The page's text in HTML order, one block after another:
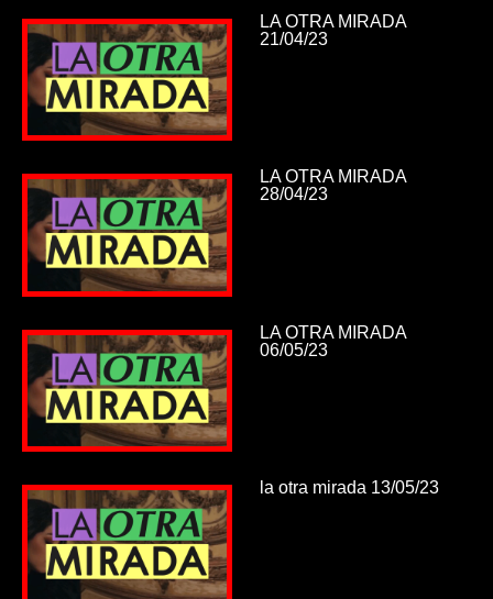
LA OTRA MIRADA
21/04/23
LA OTRA MIRADA
28/04/23
LA OTRA MIRADA
06/05/23
la otra mirada 13/05/23